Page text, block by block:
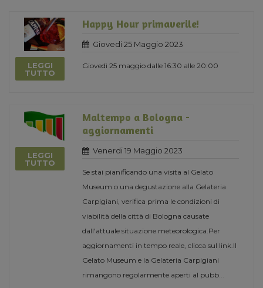
LEGGI
TUTTO
Happy Hour primaverile!
Giovedi 25 Maggio 2023
Giovedì 25 maggio dalle 16:30 alle 20:00
LEGGI
TUTTO
Maltempo a Bologna -
aggiornamenti
Venerdi 19 Maggio 2023
Se stai pianificando una visita al Gelato
Museum o una degustazione alla Gelateria
Carpigiani, verifica prima le condizioni di
viabilità della città di Bologna causate
dall'attuale situazione meteorologica.Per
aggiornamenti in tempo reale, clicca sul link.Il
Gelato Museum e la Gelateria Carpigiani
rimangono regolarmente aperti al pubb...